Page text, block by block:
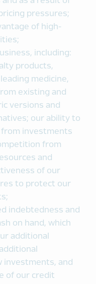
pressures;
of high-
including:
products,
medicine,
existing and
versions and
our ability to
investments
from
and
of our
to protect our
indebtedness and
on hand, which
additional
investments, and
of our credit